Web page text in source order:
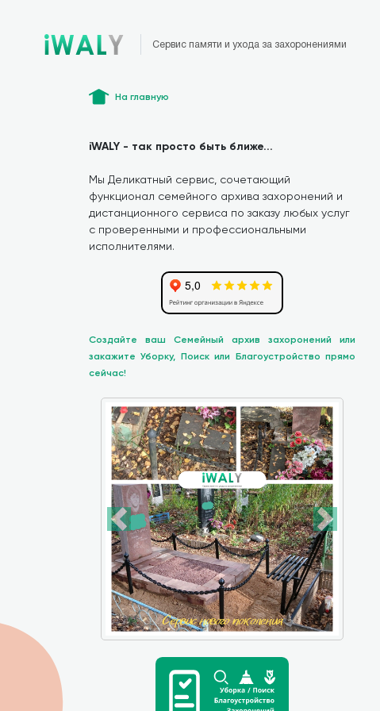
Сервис памяти и ухода за захоронениями
На главную
iWALY - так просто быть ближе...
Мы Деликатный сервис, сочетающий
функционал семейного архива захоронений и
дистанционного сервиса по заказу любых услуг
с проверенными и профессиональными
исполнителями.
Создайте ваш Семейный архив захоронений или
закажите Уборку, Поиск или Благоустройство прямо
сейчас!